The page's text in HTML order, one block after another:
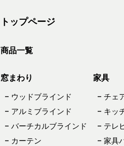
トップページ
商品一覧
窓まわり
– ウッドブラインド
– アルミブラインド
– バーチカルブラインド
– カーテン
家具
– チェ
– キッ
– テレ
– 家具